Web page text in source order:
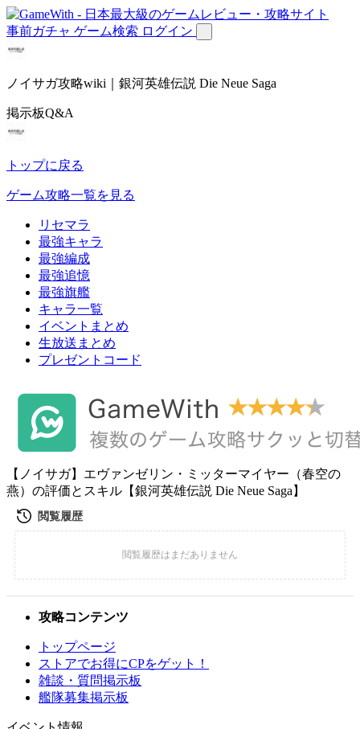
事前ガチャ ゲーム検索 ログイン
ノイサガ攻略wiki｜銀河英雄伝説 Die Neue Saga
掲示板Q&A
トップに戻る
ゲーム攻略一覧を見る
リセマラ
最強キャラ
最強編成
最強追憶
最強旗艦
キャラ一覧
イベントまとめ
生放送まとめ
プレゼントコード
【ノイサガ】エヴァンゼリン・ミッターマイヤー（春空の
燕）の評価とスキル【銀河英雄伝説 Die Neue Saga】
攻略コンテンツ
トップページ
ストアでお得にCPをゲット！
雑談・質問掲示板
艦隊募集掲示板